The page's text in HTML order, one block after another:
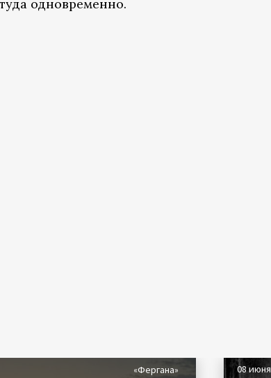
одновременно.
«Фергана» 08 июня